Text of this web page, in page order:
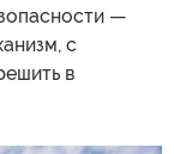
—
с
в